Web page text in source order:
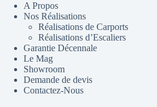
A Propos
Nos Réalisations
Réalisations de Carports
Réalisations d’Escaliers
Garantie Décennale
Le Mag
Showroom
Demande de devis
Contactez-Nous